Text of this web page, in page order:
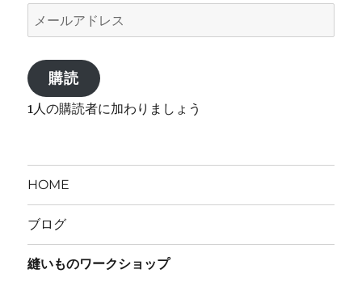
ー
ル
ア
ド
購読
1人の購読者に加わりましょう
HOME
ブログ
縫いものワークショップ